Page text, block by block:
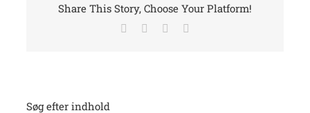
Share This Story, Choose Your Platform!
Facebook LinkedIn
Søg efter indhold